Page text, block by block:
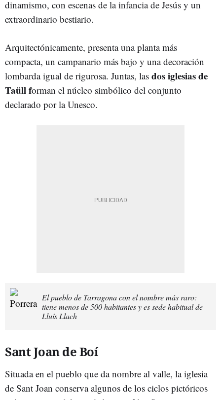
dinamismo, con escenas de la infancia de Jesús y un
extraordinario bestiario.
Arquitectónicamente, presenta una planta más
compacta, un campanario más bajo y una decoración
lombarda igual de rigurosa. Juntas, las dos iglesias de
Taüll forman el núcleo simbólico del conjunto
declarado por la Unesco.
El pueblo de Tarragona con el nombre más raro:
tiene menos de 500 habitantes y es sede habitual de
Lluís Llach
Sant Joan de Boí
Situada en el pueblo que da nombre al valle, la iglesia
de Sant Joan conserva algunos de los ciclos pictóricos